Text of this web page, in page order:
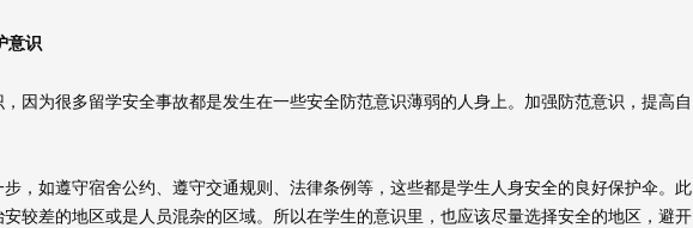
意识
为很多留学安全事故都是发生在一些安全防范意识薄弱的人身上。加强防范意识，提高自
如遵守宿舍公约、遵守交通规则、法律条例等，这些都是学生人身安全的良好保护伞。此
较差的地区或是人员混杂的区域。所以在学生的意识里，也应该尽量选择安全的地区，避开